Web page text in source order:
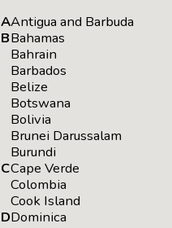
AAntigua and Barbuda
BBahamas
Bahrain
Barbados
Belize
Botswana
Bolivia
Brunei Darussalam
Burundi
CCape Verde
Colombia
Cook Island
DDominica